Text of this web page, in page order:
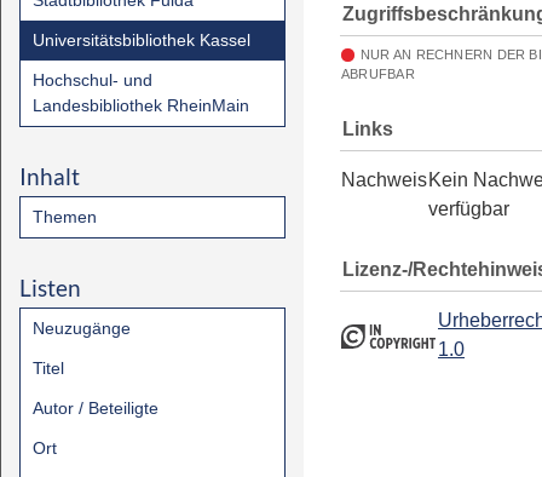
Universitätsbibliothek Kassel
Hochschul- und
Landesbibliothek RheinMain
Inhalt
Themen
Listen
Neuzugänge
Titel
Autor / Beteiligte
Ort
NUR AN RECHNERN DER
ABRUFBAR
Links
NachweisKein
verfügbar
Lizenz-/
1.0